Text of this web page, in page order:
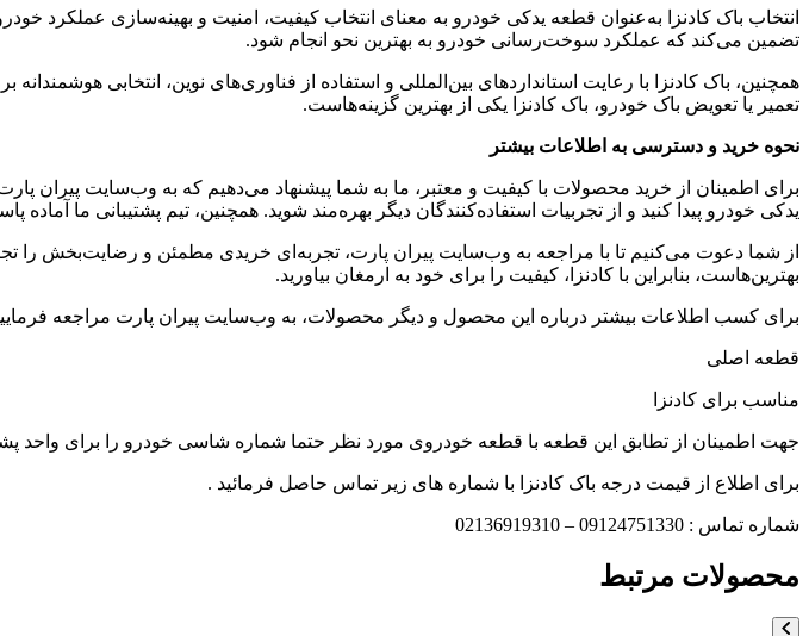
انتخاب باک کادنزا به‌عنوان قطعه یدکی خودرو به معنای انتخاب کیفیت، امنیت و بهینه‌سازی
تضمین می‌کند که عملکرد سوخت‌رسانی خودرو به بهترین نحو انجام شود.
همچنین، باک کادنزا با رعایت استانداردهای بین‌المللی و استفاده از فناوری‌های نوین، انتخابی
تعمیر یا تعویض باک خودرو، باک کادنزا یکی از بهترین گزینه‌هاست.
نحوه خرید و دسترسی به اطلاعات بیشتر
برای اطمینان از خرید محصولات با کیفیت و معتبر، ما به شما پیشنهاد می‌دهیم که به وب‌سایت پیران
یدکی خودرو پیدا کنید و از تجربیات استفاده‌کنندگان دیگر بهره‌مند شوید. همچنین، تیم پشتیبانی ما
از شما دعوت می‌کنیم تا با مراجعه به وب‌سایت پیران پارت، تجربه‌ای خریدی مطمئن و رضایت‌بخش را
بهترین‌هاست، بنابراین با کادنزا، کیفیت را برای خود به ارمغان بیاورید.
برای کسب اطلاعات بیشتر درباره این محصول و دیگر محصولات، به وب‌سایت پیران پارت مراجعه
قطعه اصلی
مناسب برای کادنزا
جهت اطمینان از تطابق این قطعه با قطعه خودروی مورد نظر حتما شماره شاسی خودرو را برای واحد
برای اطلاع از قیمت درجه باک کادنزا با شماره های زیر تماس حاصل فرمائید .
شماره تماس : 09124751330 – 02136919310
محصولات مرتبط